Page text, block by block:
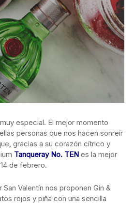
especial. El mejor momento
personas que nos hacen sonreír
gracias a su corazón cítrico y
Tanqueray No. TEN es la mejor
de febrero.
Valentín nos proponen Gin &
rojos y piña con una sencilla